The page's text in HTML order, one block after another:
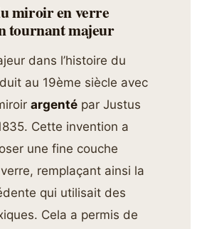
miroir en verre
tournant majeur
dans l’histoire du
au 19ème siècle avec
argenté par Justus
Cette invention a
une fine couche
remplaçant ainsi la
qui utilisait des
Cela a permis de